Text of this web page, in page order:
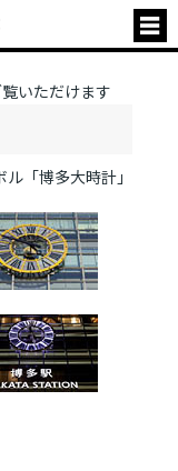
いただけます
「博多大時計」